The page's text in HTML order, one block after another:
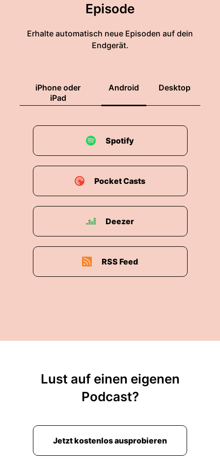
Episode
Erhalte automatisch neue Episoden auf dein
Endgerät.
iPhone oder
iPad
Android Desktop
Spotify
Pocket Casts
Deezer
RSS Feed
Lust auf einen eigenen
Podcast?
Jetzt kostenlos ausprobieren